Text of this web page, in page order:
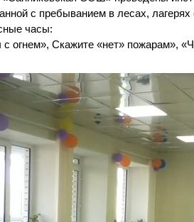
с пребыванием в лесах,
часы:
огнем», Скажите «нет» пожарам»,